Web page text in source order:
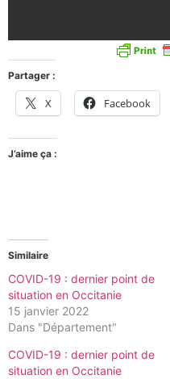
Partager :
X Facebook
J’aime ça :
Similaire
COVID-19 : dernier point de
situation en Occitanie
15 janvier 2022
Dans "Département"
COVID-19 : dernier point de
situation en Occitanie